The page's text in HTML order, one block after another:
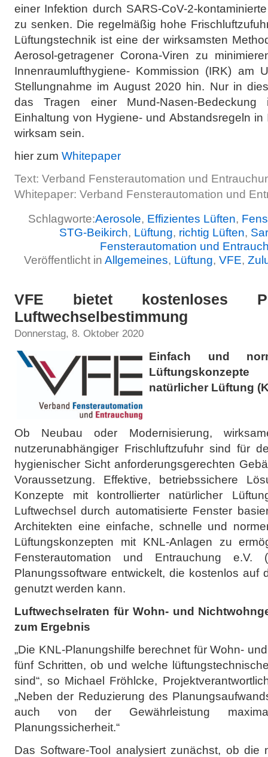
einer Infektion durch SARS-CoV-2-
zu senken. Die regelmäßig hohe
Lüftungstechnik ist eine der wirksamsten
Aerosol-getragener Corona-Viren zu
Innenraumlufthygiene- Kommission (IRK) am
Stellungnahme im August 2020 hin. Nur in
das Tragen einer Mund-Nasen-
Einhaltung von Hygiene- und Abstandsregeln
wirksam sein.
hier zum Whitepaper
Text: Verband Fensterautomation und
Whitepaper: Verband Fensterautomation und
Schlagworte:Aerosole, Effizientes Lüften,
STG-Beikirch, Lüftung, richtig Lüften,
Fensterautomation und
Veröffentlicht in Allgemeines, Lüftung, VFE,
VFE bietet kostenloses
Luftwechselbestimmung
Donnerstag, 8. Oktober 2020
Einfach und
natürlicher Lüftung
Ob Neubau oder Modernisierung,
nutzerunabhängiger Frischluftzufuhr sind für
hygienischer Sicht anforderungsgerechten
Voraussetzung. Effektive, betriebssichere
Konzepte mit kontrollierter natürlicher
Luftwechsel durch automatisierte Fenster
Architekten eine einfache, schnelle und
Lüftungskonzepten mit KNL-Anlagen zu
Fensterautomation und Entrauchung e.V.
Planungssoftware entwickelt, die kostenlos auf
genutzt werden kann.
Luftwechselraten für Wohn- und
zum Ergebnis
„Die KNL-Planungshilfe berechnet für Wohn-
fünf Schritten, ob und welche
sind“, so Michael Fröhlcke,
„Neben der Reduzierung des
auch von der Gewährleistung
Planungssicherheit.“
Das Software-Tool analysiert zunächst, ob die